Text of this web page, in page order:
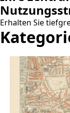
Erhalten Sie